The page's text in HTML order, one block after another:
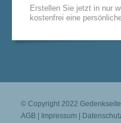
Erstellen Sie jetzt in nur
kostenfrei eine
© Copyright 2022
AGB
Impressum